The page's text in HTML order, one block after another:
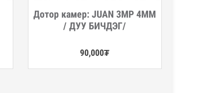
Дэлгэрэнгүй
Дотор камер: JUAN 3MP 4MM
/ ДУУ БИЧДЭГ/
90,000₮